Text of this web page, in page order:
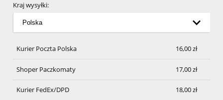
Kraj wysyłki:
Kurier Poczta Polska 16,00 zł
Shoper Paczkomaty 17,00 zł
Kurier FedEx/DPD 18,00 zł